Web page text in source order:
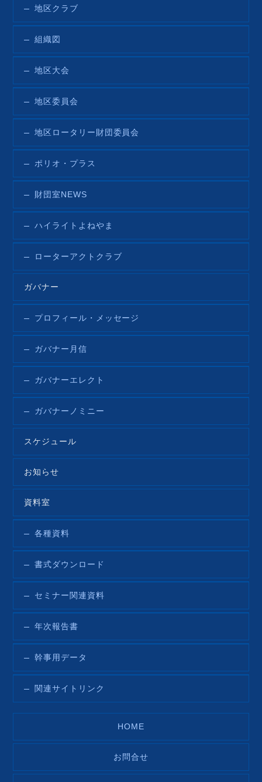
地区クラブ
組織図
地区大会
地区委員会
地区ロータリー財団委員会
ポリオ・プラス
財団室NEWS
ハイライトよねやま
ローターアクトクラブ
ガバナー
プロフィール・メッセージ
ガバナー月信
ガバナーエレクト
ガバナーノミニー
スケジュール
お知らせ
資料室
各種資料
書式ダウンロード
セミナー関連資料
年次報告書
幹事用データ
関連サイトリンク
HOME
お問合せ